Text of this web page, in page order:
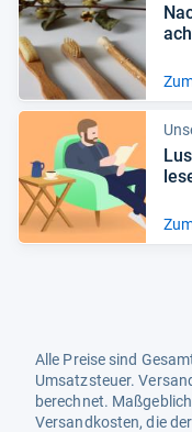
Alle Preise sind
Umsatzsteuer.
berechnet.
Versandkosten, die